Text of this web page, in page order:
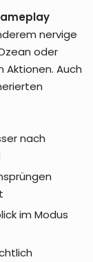
nervige
oder
Auch
nach
im Modus